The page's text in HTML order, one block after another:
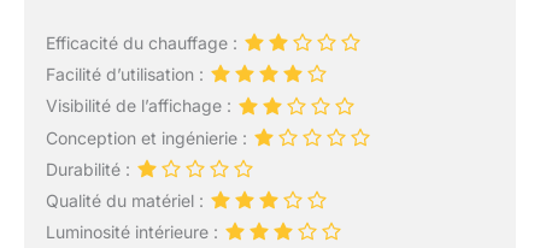
Efficacité du chauffage :
Facilité d’utilisation :
Visibilité de l’affichage :
Conception et ingénierie :
Durabilité :
Qualité du matériel :
Luminosité intérieure :